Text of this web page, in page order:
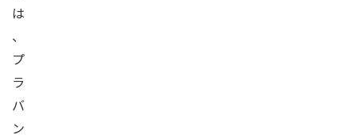
は
、
プ
ラ
バ
ン